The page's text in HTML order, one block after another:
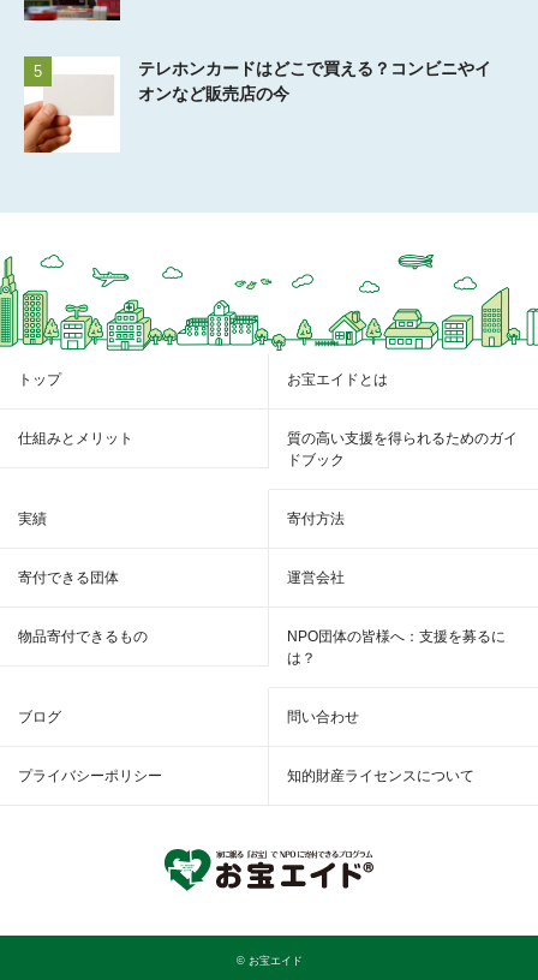
5
テレホンカードはどこで買える？コンビニやイ
オンなど販売店の今
トップ お宝エイドとは
仕組みとメリット
質の高い支援を得られるためのガイ
ドブック
実績 寄付方法
寄付できる団体 運営会社
物品寄付できるもの
NPO団体の皆様へ：支援を募るに
は？
ブログ 問い合わせ
プライバシーポリシー 知的財産ライセンスについて
© お宝エイド